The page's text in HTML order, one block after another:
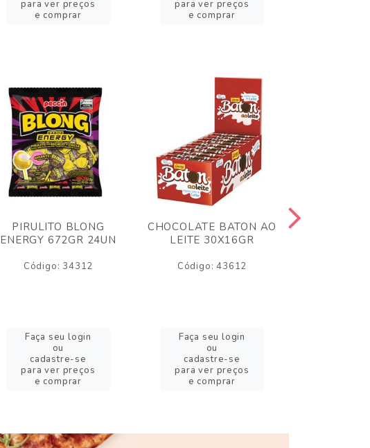
para ver preços
e comprar
para ver preços
e comprar
PIRULITO BLONG
ENERGY 672GR 24UN
Código: 34312
Faça seu login
ou
cadastre-se
para ver preços
e comprar
CHOCOLATE BATON AO
LEITE 30X16GR
Código: 43612
Faça seu login
ou
cadastre-se
para ver preços
e comprar